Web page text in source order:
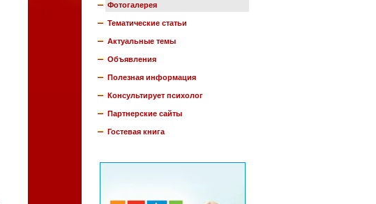
Фотогалерея
Тематические статьи
Актуальные темы
Объявления
Полезная информация
Консультирует психолог
Партнерские сайты
Гостевая книга